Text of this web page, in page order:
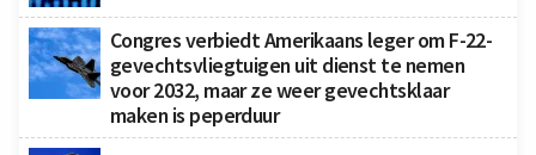
Congres verbiedt Amerikaans leger om F-22-
gevechtsvliegtuigen uit dienst te nemen
voor 2032, maar ze weer gevechtsklaar
maken is peperduur